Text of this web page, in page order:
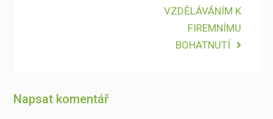
post:
VZDĚLÁVÁNÍM K
FIREMNÍMU
BOHATNUTÍ
Napsat komentář